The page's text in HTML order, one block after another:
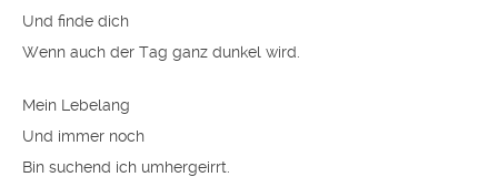
Und finde dich
Wenn auch der Tag ganz dunkel wird.
Mein Lebelang
Und immer noch
Bin suchend ich umhergeirrt.